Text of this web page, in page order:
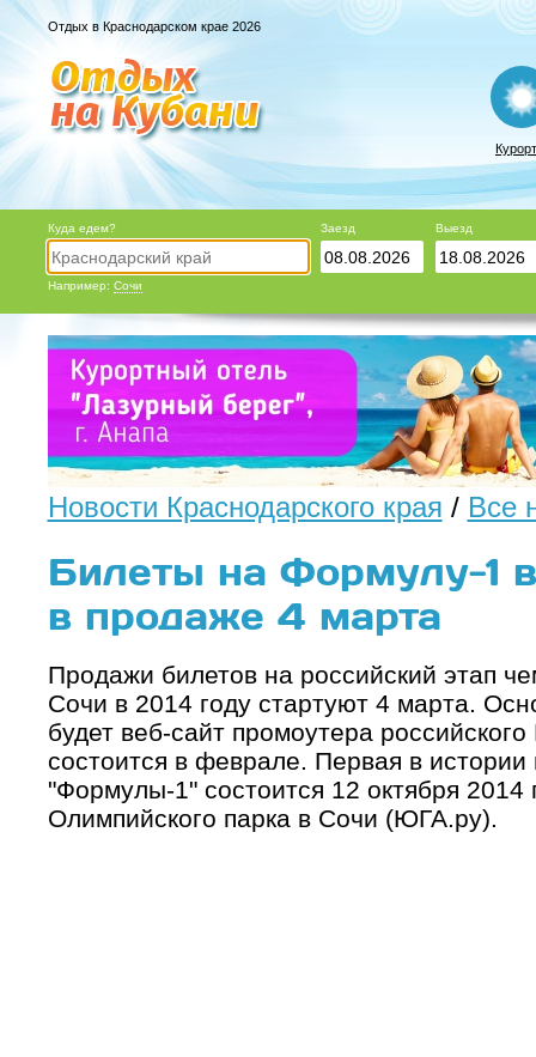
Отдых в Краснодарском крае 2026
Куда едем?
Например: Сочи
Заезд Выезд
Новости Краснодарского края / Все
Билеты на Формулу-1
в продаже 4 марта
Продажи билетов на российский этап
Сочи в 2014 году стартуют 4 марта.
будет веб-сайт промоутера российского
состоится в феврале. Первая в истории
"Формулы-1" состоится 12 октября 2014
Олимпийского парка в Сочи (ЮГА.ру).